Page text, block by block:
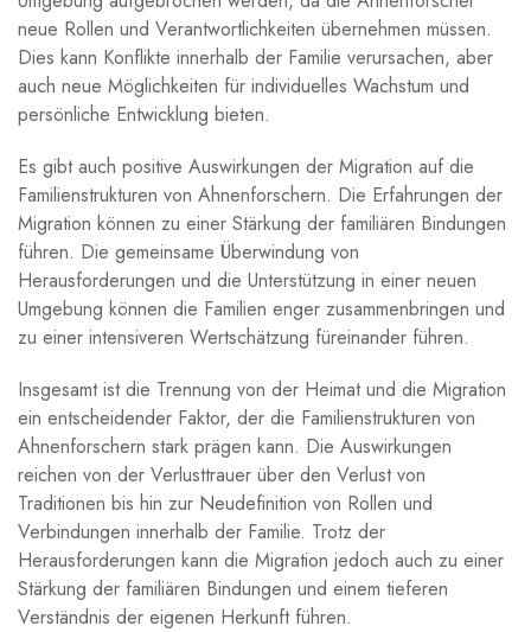
neue Rollen und Verantwortlichkeiten übernehmen müssen.
Dies kann ‌Konflikte innerhalb der Familie verursachen, aber
⁤auch‍ neue Möglichkeiten für individuelles Wachstum und
persönliche Entwicklung bieten.
Es ‌gibt auch positive Auswirkungen der Migration auf die
Familienstrukturen⁣ von Ahnenforschern. Die Erfahrungen der
Migration können zu⁤ einer Stärkung ⁢der familiären⁢ Bindungen
führen. ​Die gemeinsame Überwindung von
⁢Herausforderungen und die ‍Unterstützung in einer neuen
Umgebung können die Familien ⁢enger‌ zusammenbringen ‌und
zu einer intensiveren Wertschätzung⁤ füreinander führen.
Insgesamt ist ‍die Trennung von‌ der Heimat‌ und die Migration
ein entscheidender Faktor, der die Familienstrukturen von
Ahnenforschern stark prägen kann. Die Auswirkungen‌
reichen von ‍der Verlusttrauer⁢ über den ⁤Verlust von
Traditionen bis hin ​zur ‌Neudefinition ‌von⁣ Rollen und
Verbindungen innerhalb der Familie.‌ Trotz der
Herausforderungen kann die Migration jedoch auch ​zu einer
Stärkung ⁣der⁤ familiären Bindungen und einem tieferen
Verständnis der eigenen Herkunft führen.